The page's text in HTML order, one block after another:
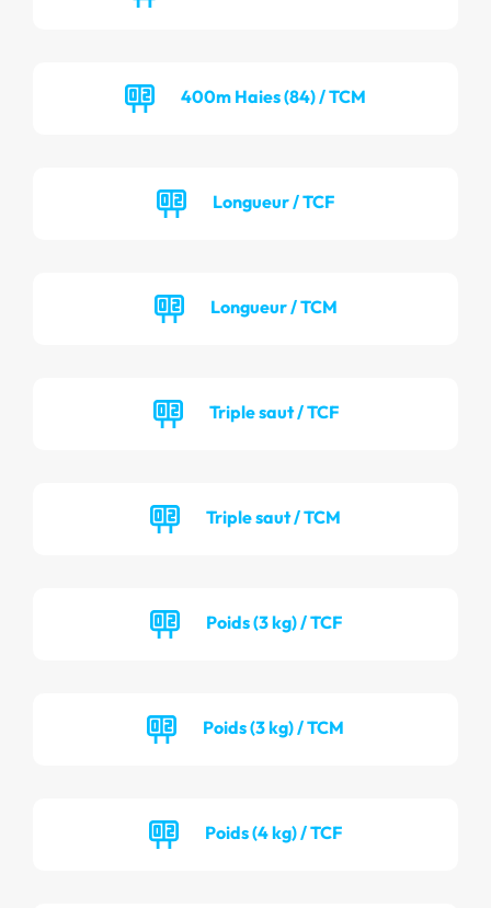
400m Haies (84) / TCM
Longueur / TCF
Longueur / TCM
Triple saut / TCF
Triple saut / TCM
Poids (3 kg) / TCF
Poids (3 kg) / TCM
Poids (4 kg) / TCF